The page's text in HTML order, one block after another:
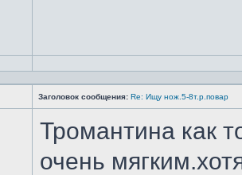
Заголовок сообщения: Re: Ищу нож.5-8т.р.повар
Тромантина как
очень